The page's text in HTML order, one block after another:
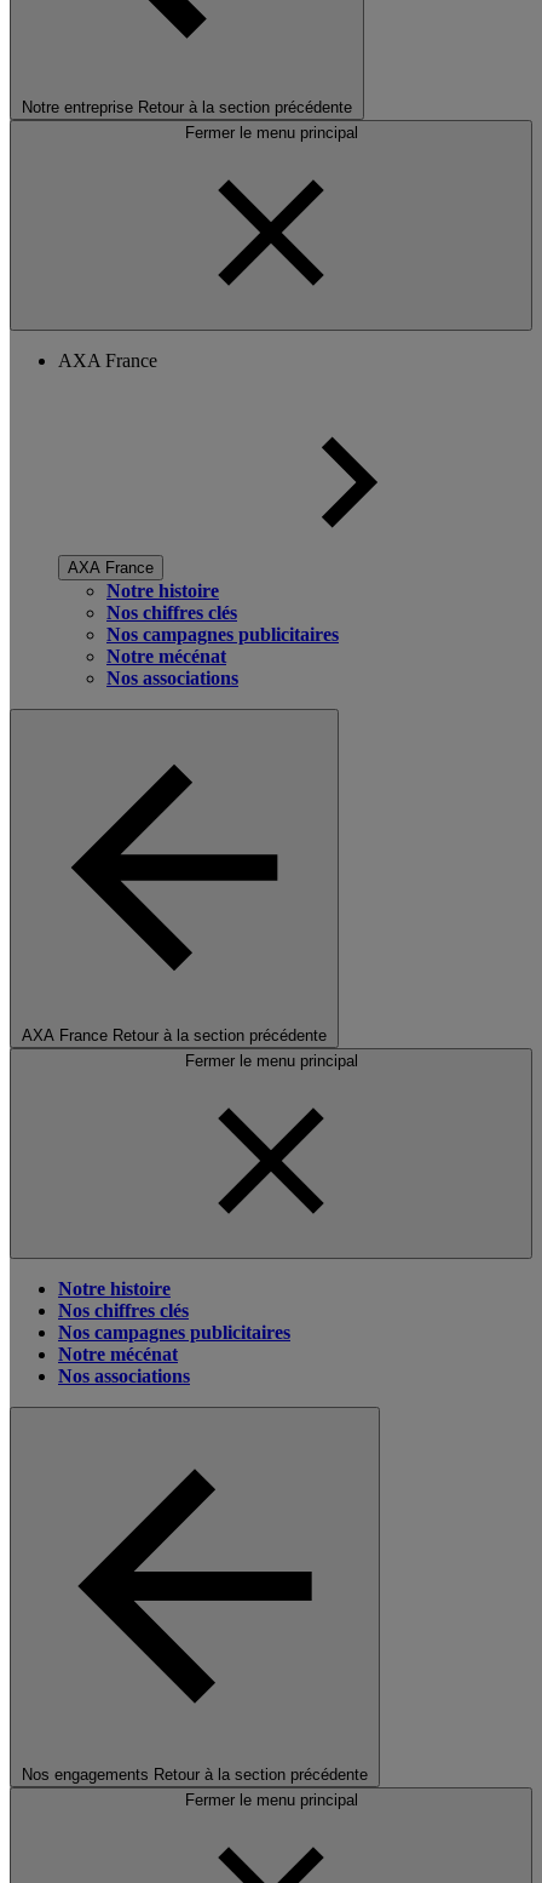
Notre entreprise Retour à la section précédente
Fermer le menu principal
AXA France
AXA France
Notre histoire
Nos chiffres clés
Nos campagnes publicitaires
Notre mécénat
Nos associations
AXA France Retour à la section précédente
Fermer le menu principal
Notre histoire
Nos chiffres clés
Nos campagnes publicitaires
Notre mécénat
Nos associations
Nos engagements Retour à la section précédente
Fermer le menu principal